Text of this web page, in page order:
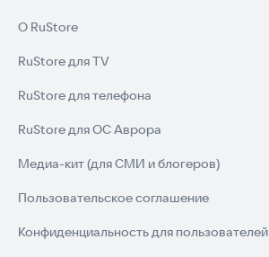
О RuStore
RuStore для TV
RuStore для телефона
RuStore для ОС Аврора
Медиа-кит (для СМИ и блогеров)
Пользовательское соглашение
Конфиденциальность для пользователей